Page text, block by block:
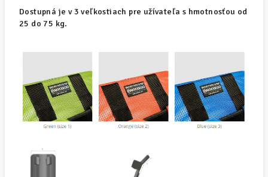
Dostupná je v 3 veľkostiach pre užívateľa s hmotnosťou od
25 do 75 kg.